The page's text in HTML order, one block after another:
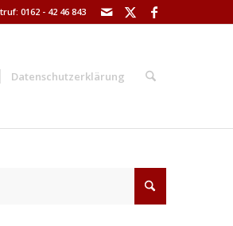
0162 - 42 46 843
Datenschutzerklärung